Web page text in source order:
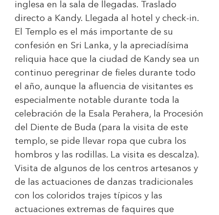
inglesa en la sala de llegadas. Traslado
directo a Kandy. Llegada al hotel y check-in.
El Templo es el más importante de su
confesión en Sri Lanka, y la apreciadísima
reliquia hace que la ciudad de Kandy sea un
continuo peregrinar de fieles durante todo
el año, aunque la afluencia de visitantes es
especialmente notable durante toda la
celebración de la Esala Perahera, la Procesión
del Diente de Buda (para la visita de este
templo, se pide llevar ropa que cubra los
hombros y las rodillas. La visita es descalza).
Visita de algunos de los centros artesanos y
de las actuaciones de danzas tradicionales
con los coloridos trajes típicos y las
actuaciones extremas de faquires que